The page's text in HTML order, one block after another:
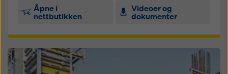
Åpne i
nettbutikken
Videoer og
dokumenter